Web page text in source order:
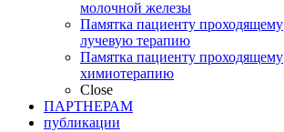
молочной железы
Памятка пациенту проходящему
лучевую терапию
Памятка пациенту проходящему
химиотерапию
Close
ПАРТНЕРАМ
публикации